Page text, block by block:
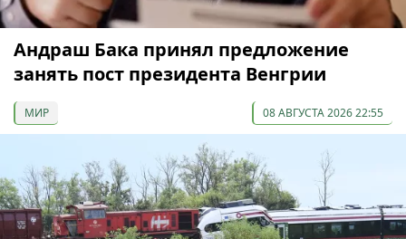
Андраш Бака принял предложение
занять пост президента Венгрии
МИР 08 АВГУСТА 2026 22:55